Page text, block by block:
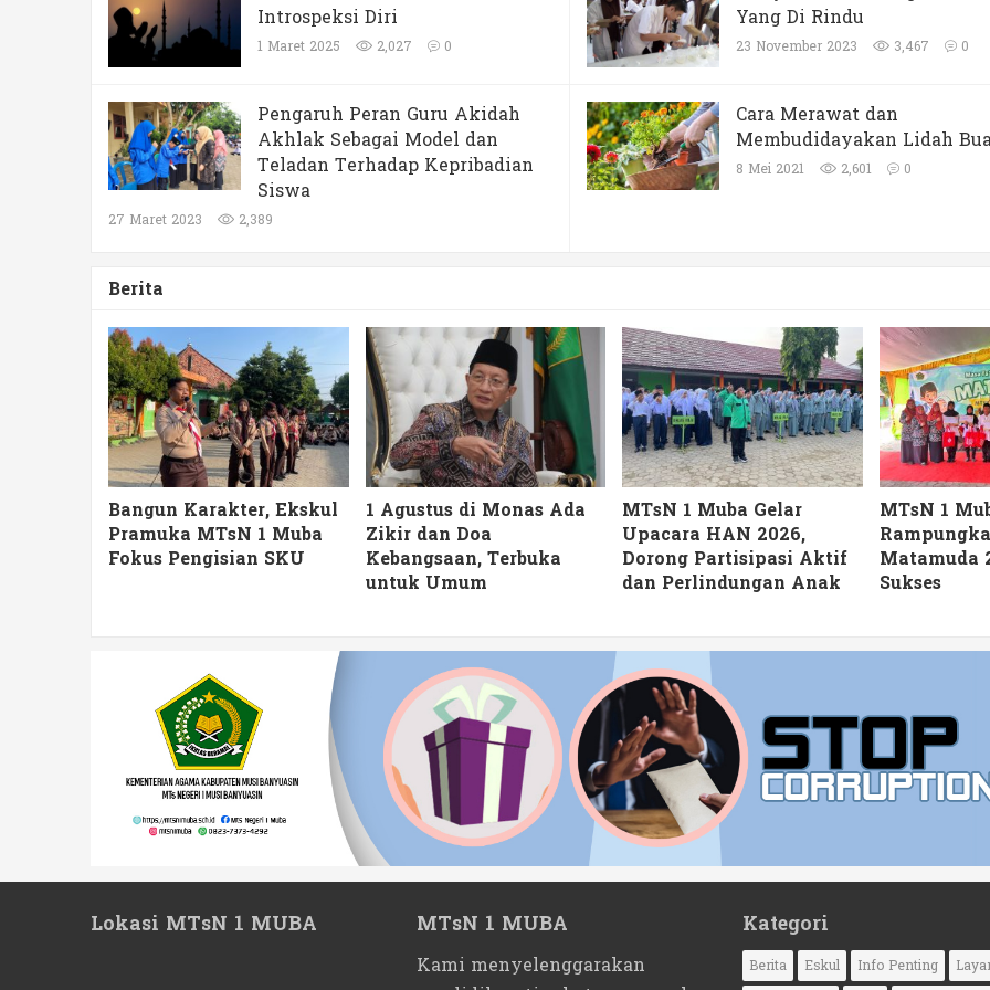
Introspeksi Diri
1 Maret 2025 2,027 0
Yang Di Rindu
23 November 2023 3,467 0
Pengaruh Peran Guru Akidah
Akhlak Sebagai Model dan
Teladan Terhadap Kepribadian
Siswa
27 Maret 2023 2,389
Cara Merawat dan
Membudidayakan Lidah
8 Mei 2021 2,601 0
Berita
Bangun Karakter, Ekskul
Pramuka MTsN 1 Muba
Fokus Pengisian SKU
1 Agustus di Monas Ada
Zikir dan Doa
Kebangsaan, Terbuka
untuk Umum
MTsN 1 Muba Gelar
Upacara HAN 2026,
Dorong Partisipasi Aktif
dan Perlindungan Anak
MTsN 1
Matamuda
Sukses
Lokasi MTsN 1 MUBA MTsN 1 MUBA
Kami menyelenggarakan
Kategori
Berita Eskul Info Penting